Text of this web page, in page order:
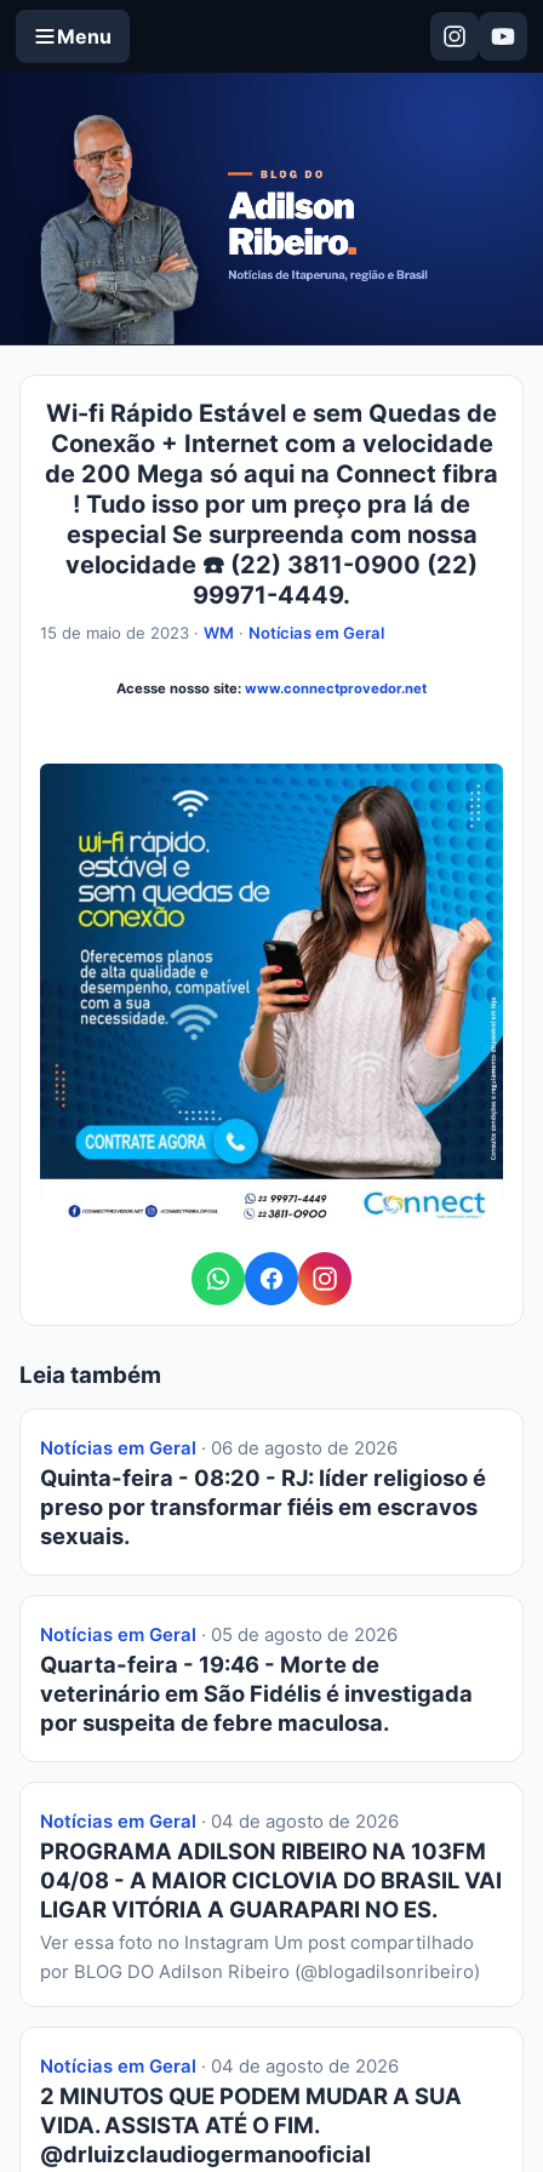
Menu
Wi-fi Rápido Estável e sem Quedas de
Conexão + Internet com a velocidade
de 200 Mega só aqui na Connect fibra
! Tudo isso por um preço pra lá de
especial Se surpreenda com nossa
velocidade ☎️ (22) 3811-0900 (22)
99971-4449.
15 de maio de 2023 · WM · Notícias em Geral
Acesse nosso site: www.connectprovedor.net
Leia também
Notícias em Geral · 06 de agosto de 2026
Quinta-feira - 08:20 - RJ: líder religioso é
preso por transformar fiéis em escravos
sexuais.
Notícias em Geral · 05 de agosto de 2026
Quarta-feira - 19:46 - Morte de
veterinário em São Fidélis é investigada
por suspeita de febre maculosa.
Notícias em Geral · 04 de agosto de 2026
PROGRAMA ADILSON RIBEIRO NA 103FM
04/08 - A MAIOR CICLOVIA DO BRASIL VAI
LIGAR VITÓRIA A GUARAPARI NO ES.
Ver essa foto no Instagram Um post compartilhado
por BLOG DO Adilson Ribeiro (@blogadilsonribeiro)
Notícias em Geral · 04 de agosto de 2026
2 MINUTOS QUE PODEM MUDAR A SUA
VIDA. ASSISTA ATÉ O FIM.
@drluizclaudiogermanooficial